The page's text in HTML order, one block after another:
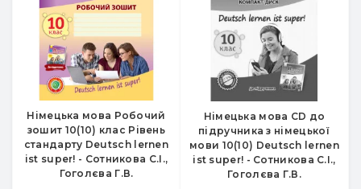
Німецька мова Робочий
зошит 10(10) клас Рівень
стандарту Deutsch lernen
ist super! - Сотникова С.І.,
Гоголєва Г.В.
Німецька мова СD до
підручника з німецької
мови 10(10) Deutsch lernen
ist super! - Сотникова С.І.,
Гоголєва Г.В.